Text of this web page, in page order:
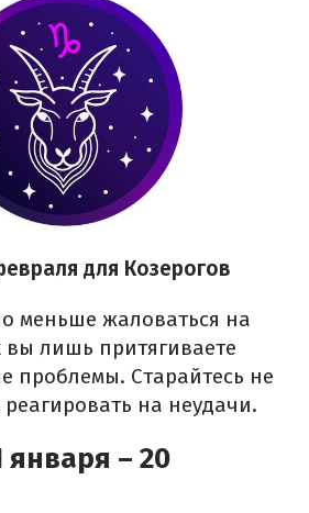
для Козерогов
меньше жаловаться на
вы лишь притягиваете
проблемы. Старайтесь не
на неудачи.
января – 20